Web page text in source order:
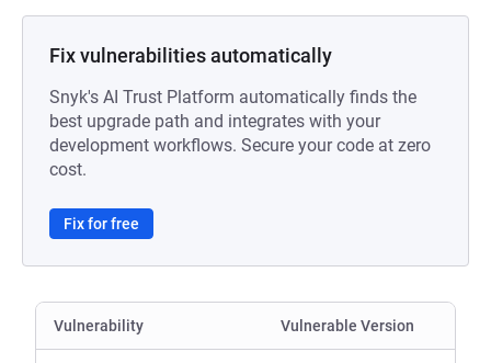
Fix vulnerabilities automatically
Snyk's AI Trust Platform automatically finds the
best upgrade path and integrates with your
development workflows. Secure your code at zero
cost.
Fix for free
Vulnerability Vulnerable Version